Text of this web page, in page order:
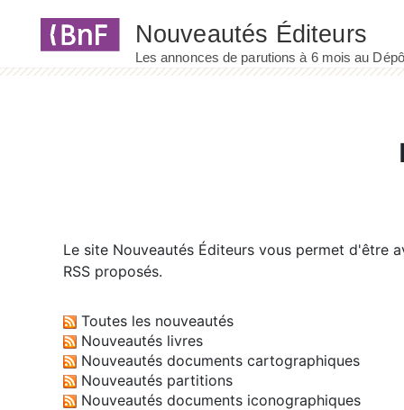
Le site Nouveautés Éditeurs vous permet d'être
RSS proposés.
Toutes les nouveautés
Nouveautés livres
Nouveautés documents cartographiques
Nouveautés partitions
Nouveautés documents iconographiques